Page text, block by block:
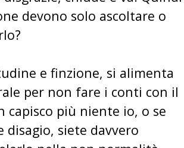
devono solo ascoltare o
e finzione, si alimenta
per non fare i conti con il
capisco più niente io, o se
disagio, siete davvero